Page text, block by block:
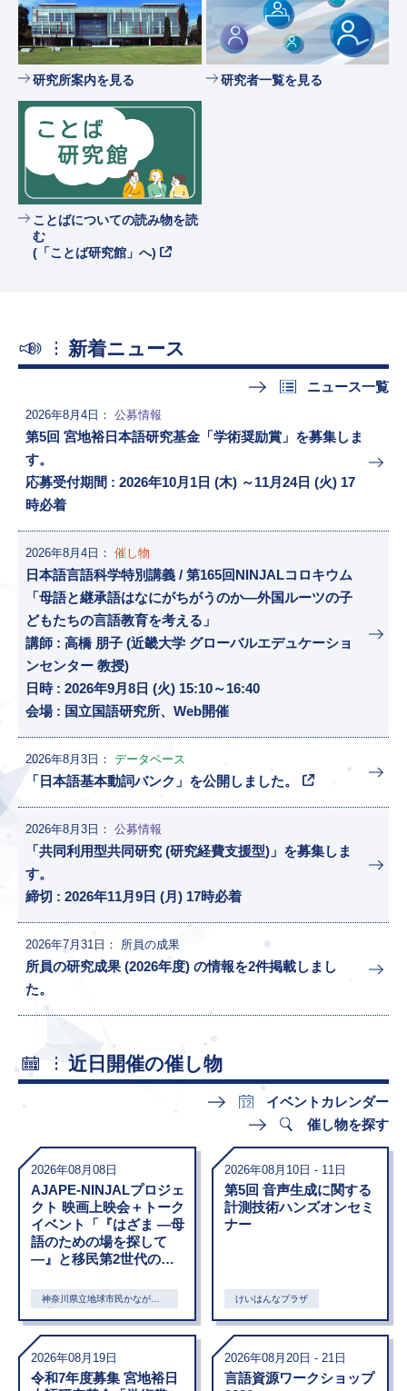
研究所案内を見る 研究者一覧を見る
ことばについての読み物を読
む
(「ことば研究館」へ)
新着ニュース
ニュース一覧
2026年8月4日 公募情報
第5回 宮地裕日本語研究基金「学術奨励賞」を募集しま
す。
応募受付期間 : 2026年10月1日 (木) ～11月24日 (火) 17
時必着
2026年8月4日 催し物
日本語言語科学特別講義 / 第165回NINJALコロキウム
「母語と継承語はなにがちがうのか―外国ルーツの子
どもたちの言語教育を考える」
講師 : 高橋 朋子 (近畿大学 グローバルエデュケーショ
ンセンター 教授)
日時 : 2026年9月8日 (火) 15:10～16:40
会場 : 国立国語研究所、Web開催
2026年8月3日 データベース
「日本語基本動詞バンク」を公開しました。
2026年8月3日 公募情報
「共同利用型共同研究 (研究経費支援型)」を募集しま
す。
締切 : 2026年11月9日 (月) 17時必着
2026年7月31日 所員の成果
所員の研究成果 (2026年度) の情報を2件掲載しまし
た。
近日開催の催し物
イベントカレンダー
催し物を探す
2026年08月08日
AJAPE-NINJALプロジェ
クト 映画上映会＋トーク
イベント「『はざま ―母
語のための場を探して
―』と移民第2世代の体
神奈川県立地球市民かながわ
2026年08月10日 - 11日
第5回 音声生成に関する
計測技術ハンズオンセミ
ナー
けいはんなプラザ
2026年08月19日
令和7年度募集 宮地裕日
2026年08月20日 - 21日
言語資源ワークショップ